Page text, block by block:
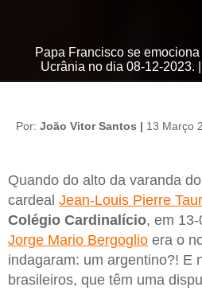
Papa Francisco se
Ucrânia no dia 08-12-2023.
Por: João Vitor Santos | 13 Março
Quando do alto da varanda
cardeal Jean-Louis Pierre
Colégio Cardinalício, em
Jorge Mario Bergoglio era o
indagaram: um argentino?! E
brasileiros, que têm uma